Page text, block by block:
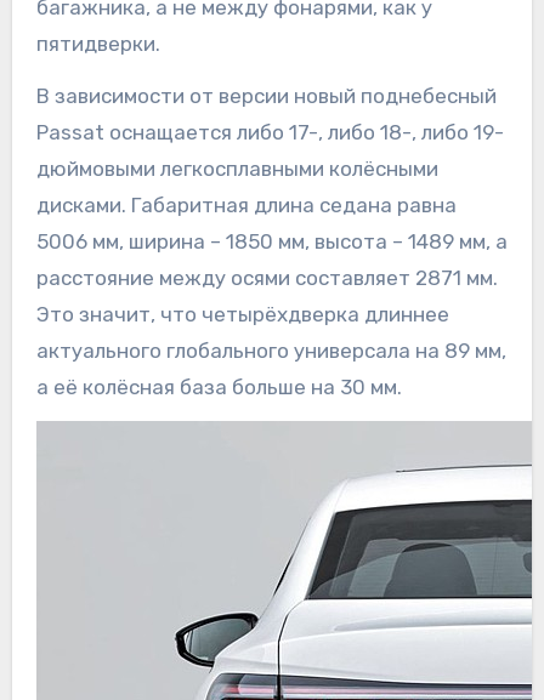
багажника, а не между фонарями, как у
пятидверки.
В зависимости от версии новый поднебесный
Passat оснащается либо 17-, либо 18-, либо 19-
дюймовыми легкосплавными колёсными
дисками. Габаритная длина седана равна
5006 мм, ширина – 1850 мм, высота – 1489 мм, а
расстояние между осями составляет 2871 мм.
Это значит, что четырёхдверка длиннее
актуального глобального универсала на 89 мм,
а её колёсная база больше на 30 мм.